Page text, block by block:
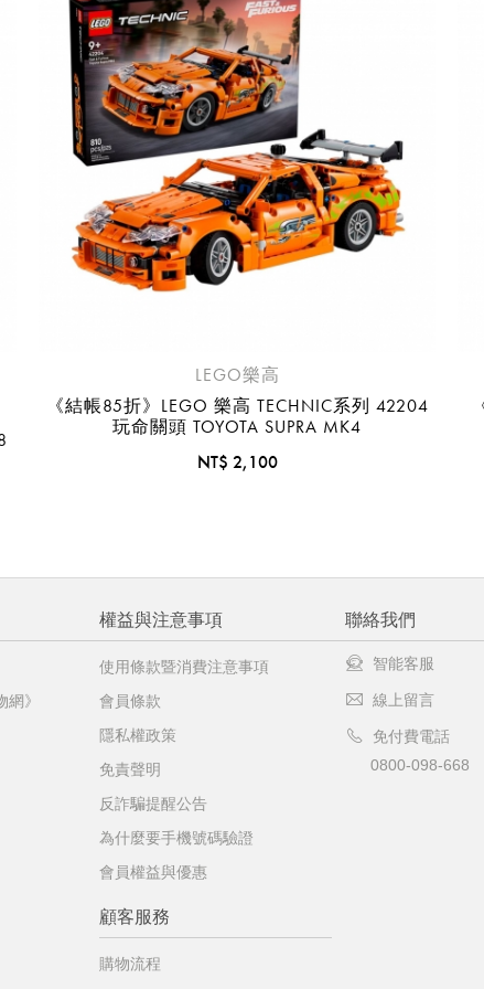
臺中國際機場(RMQ)
高雄國際機場(KHH)
上預訂服務限 國際線出境旅客使用
的下單時間皆不相同，細節或訂購流程指引，請瀏覽
LEGO樂高
《結帳85折》LEGO 樂高 TECHNIC系列 42204
玩命關頭 TOYOTA SUPRA MK4
NT$ 2,100
》
權益與注意事項
使用條款暨消費注意事項
會員條款
隱私權政策
免責聲明
反詐騙提醒公告
為什麼要手機號碼驗證
會員權益與優惠
顧客服務
購物流程
聯絡我們
智能客服
線上留言
免付費電話
0800-098-668